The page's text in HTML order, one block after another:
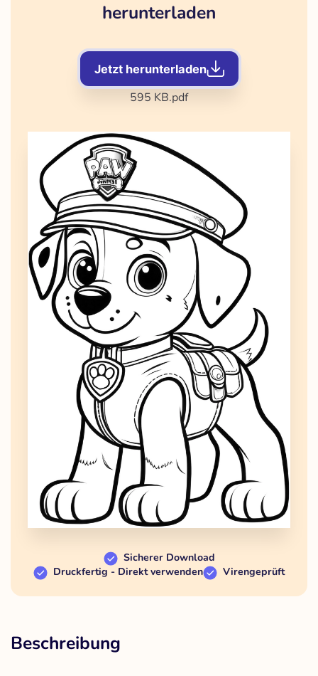
herunterladen
Jetzt herunterladen
595 KB.pdf
Sicherer Download
Druckfertig - Direkt verwenden
Virengeprüft
Beschreibung